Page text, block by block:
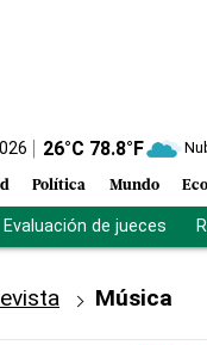
26°C 78.8°F
Política Mundo
Evaluación de jueces
Música